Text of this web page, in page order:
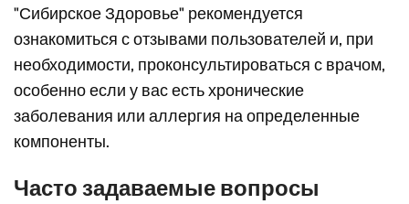
"Сибирское Здоровье" рекомендуется
ознакомиться с отзывами пользователей и, при
необходимости, проконсультироваться с врачом,
особенно если у вас есть хронические
заболевания или аллергия на определенные
компоненты.
Часто задаваемые вопросы